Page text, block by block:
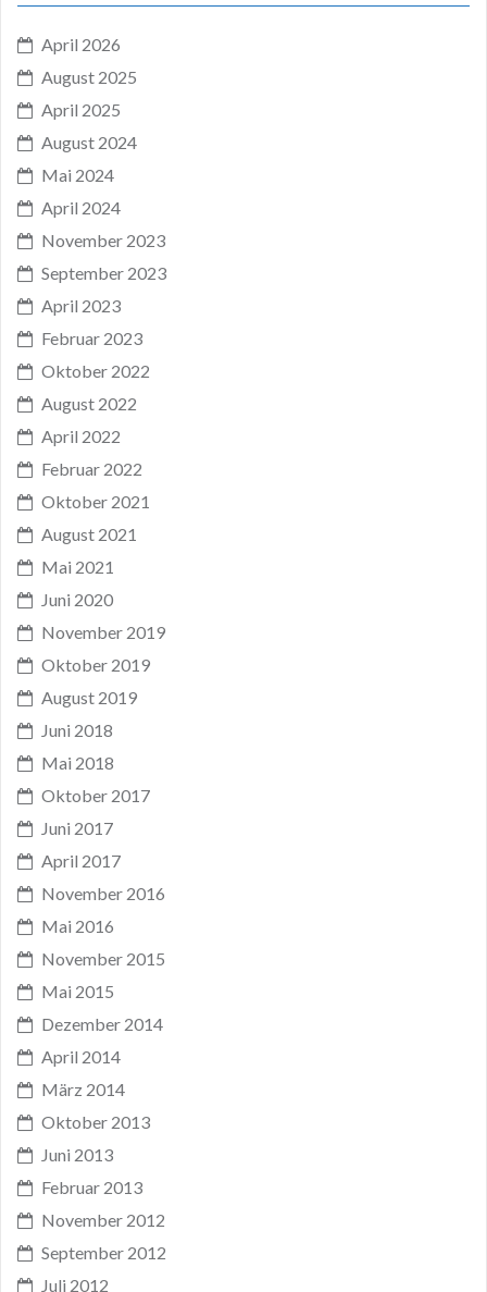
April 2026
August 2025
April 2025
August 2024
Mai 2024
April 2024
November 2023
September 2023
April 2023
Februar 2023
Oktober 2022
August 2022
April 2022
Februar 2022
Oktober 2021
August 2021
Mai 2021
Juni 2020
November 2019
Oktober 2019
August 2019
Juni 2018
Mai 2018
Oktober 2017
Juni 2017
April 2017
November 2016
Mai 2016
November 2015
Mai 2015
Dezember 2014
April 2014
März 2014
Oktober 2013
Juni 2013
Februar 2013
November 2012
September 2012
Juli 2012